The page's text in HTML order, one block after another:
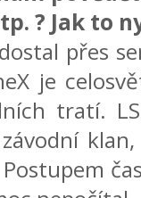
? Jak to
přes
je
tratí.